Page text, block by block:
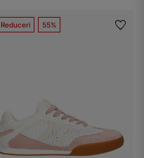
Reduceri 55%